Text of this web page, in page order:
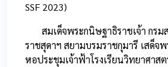
SSF 2023)
สมเด็จพระกนิษฐาธิราชเจ้า กรม
ราชสุดาฯ สยามบรมราชกุมารี เสด็จ
หอประชุมเจ้าฟ้าโรงเรียนวิทยาศาส